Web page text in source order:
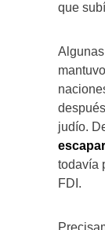
que
judío.
todavía
FDI.